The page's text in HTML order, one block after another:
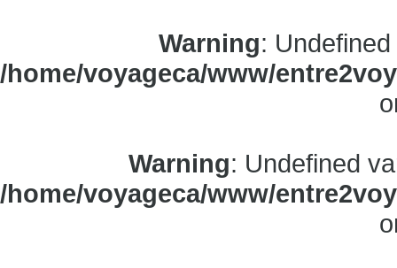
Warning:
/home/voyageca/www/
Warning: Undefined
/home/voyageca/www/